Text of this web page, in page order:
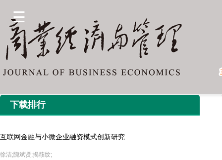
下载排行
互联网金融与小微企业融资模式创新研究
徐洁;隗斌贤;揭筱纹;